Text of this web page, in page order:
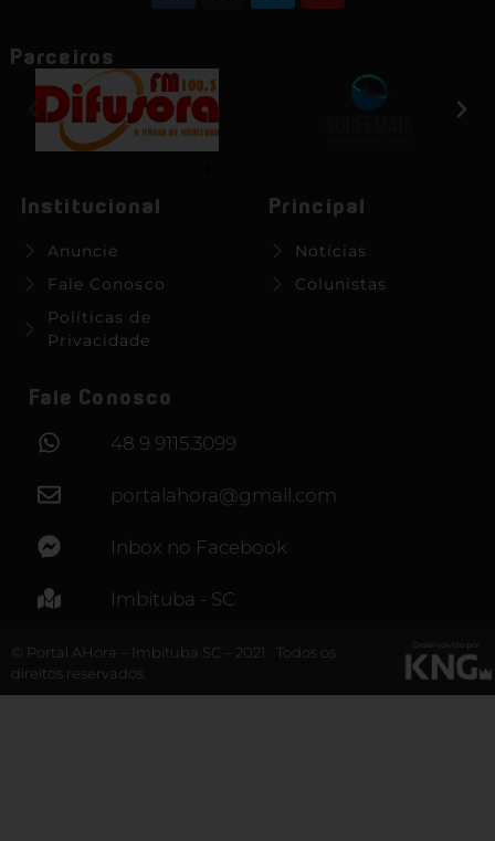
Parceiros
Institucional
Anuncie
Fale Conosco
Políticas de
Privacidade
Principal
Notícias
Colunistas
Fale Conosco
48 9 9115.3099
portalahora@gmail.com
Inbox no Facebook
Imbituba - SC
© Portal AHora – Imbituba SC – 2021 . Todos os
direitos reservados.
Desenvolvido por